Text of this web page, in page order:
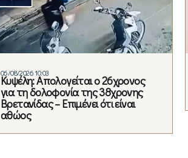
06/08/2026 10:03
Κυψέλη: Απολογείται ο 26χρονος
για τη δολοφονία της 38χρονης
Βρετανίδας – Επιμένει ότι είναι
αθώος